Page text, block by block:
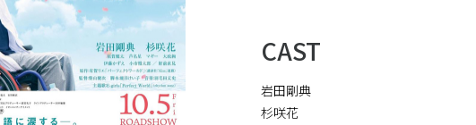
CAST
岩田剛典
杉咲花